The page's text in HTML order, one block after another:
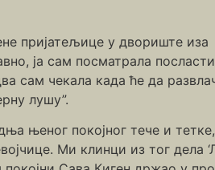
пријатељице у двориште иза
ја сам посматрала
сам чекала када ће да
лушу”.
њеног покојног тече и
Ми клинци из тог дела